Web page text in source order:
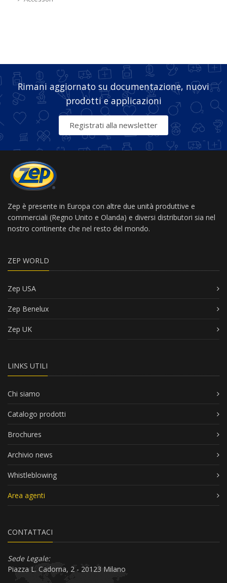
Rimani aggiornato su documentazione, nuovi
prodotti e applicazioni
Registrati alla newsletter
Zep è presente in Europa con altre due unità produttive e
commerciali (Regno Unito e Olanda) e diversi distributori sia nel
nostro continente che nel resto del mondo.
ZEP WORLD
Zep USA
Zep Benelux
Zep UK
LINKS UTILI
Chi siamo
Catalogo prodotti
Brochures
Archivio news
Whistleblowing
Area agenti
CONTATTACI
Sede Legale:
Piazza L. Cadorna, 2 - 20123 Milano